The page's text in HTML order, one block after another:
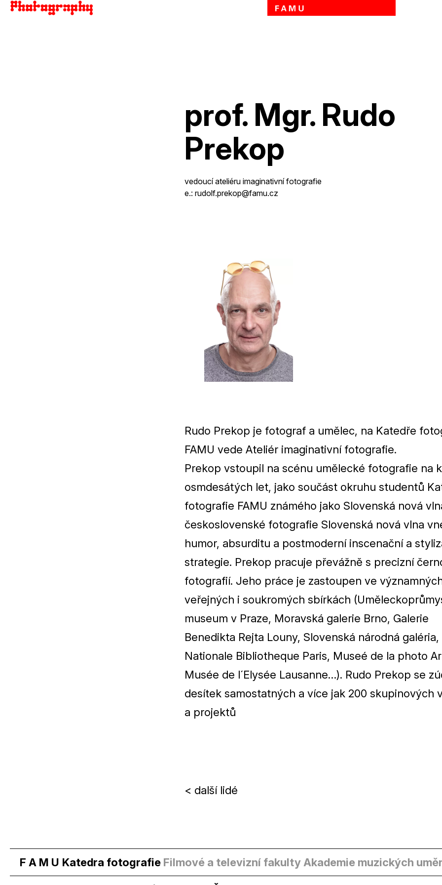
prof. Mgr. Rudo
Prekop
vedoucí ateliéru imaginativní fotografie
e.: rudolf.prekop@famu.cz
Rudo Prekop je fotograf a umělec, na Katedře
FAMU vede Ateliér imaginativní fotografie.
Prekop vstoupil na scénu umělecké fotografie na
osmdesátých let, jako součást okruhu studentů
fotografie FAMU známého jako Slovenská nová
československé fotografie Slovenská nová vlna
humor, absurditu a postmoderní inscenační a
strategie. Prekop pracuje převážně s precizní
fotografií. Jeho práce je zastoupen ve
veřejných i soukromých sbírkách
museum v Praze, Moravská galerie Brno, Galerie
Benedikta Rejta Louny, Slovenská národná galéria,
Nationale Bibliotheque Paris, Museé de la photo
Musée de l´Elysée Lausanne…). Rudo Prekop se
desítek samostatných a více jak 200 skupinových
a projektů
< další lidé
F A M U Katedra fotografie Filmové a televizní fakulty Akademie muzických